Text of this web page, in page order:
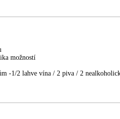
možností
-1/2 lahve vína / 2 piva / 2